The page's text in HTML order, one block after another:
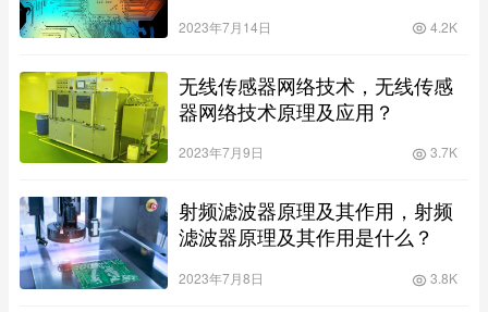
2023年7月14日 4.2K
无线传感器网络技术，无线传感
器网络技术原理及应用？
2023年7月9日 3.7K
射频滤波器原理及其作用，射频
滤波器原理及其作用是什么？
2023年7月8日 3.8K